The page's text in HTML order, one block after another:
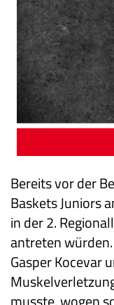
Bereits vor der
Baskets Juniors
in der 2.
antreten
Gasper Kocevar